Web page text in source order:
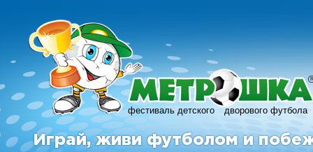
фестиваль детского дворового футбола
R
Играй, живи футболом и